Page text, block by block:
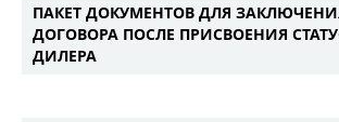
ПАКЕТ ДОКУМЕНТОВ ДЛЯ
ДОГОВОРА ПОСЛЕ ПРИСВОЕНИЯ
ДИЛЕРА